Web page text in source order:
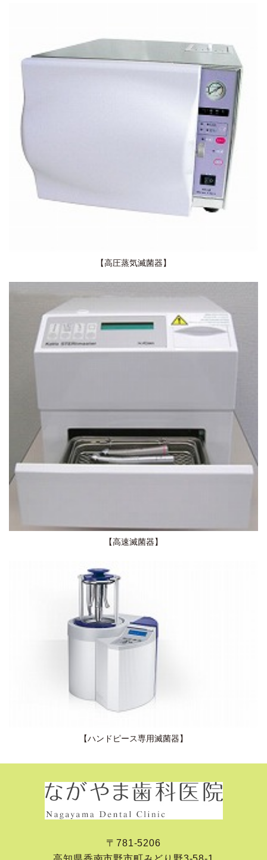
【高圧蒸気滅菌器】
【高速滅菌器】
【ハンドピース専用滅菌器】
〒781-5206